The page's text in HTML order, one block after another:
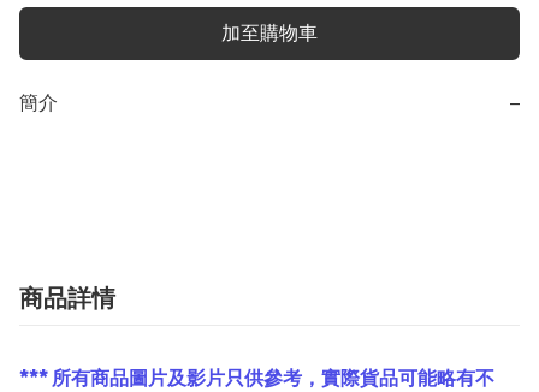
加至購物車
簡介 −
商品詳情
*** 所有商品圖片及影片只供參考，實際貨品可能略有不